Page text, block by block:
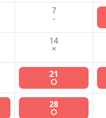
7
-
14
×
21
○
28
○